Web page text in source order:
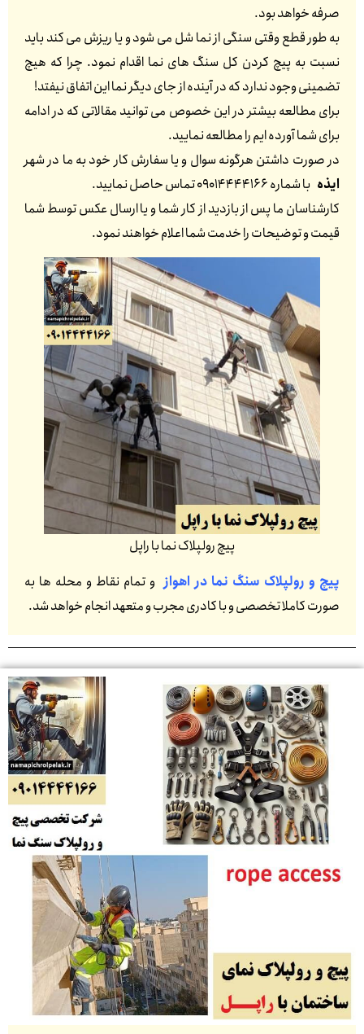
صرفه خواهد بود.
به طور قطع وقتی سنگی از نما شل می شود و یا ریزش می کند باید
نسبت به پیچ کردن کل سنگ های نما اقدام نمود. چرا که هیچ
تضمینی وجود ندارد که در آینده از جای دیگر نما این اتفاق نیفتد!
برای مطالعه بیشتر در این خصوص می توانید مقالاتی که در ادامه
برای شما آورده ایم را مطالعه نمایید.
در صورت داشتن هرگونه سوال و یا سفارش کار خود به ما در شهر
ایذه با شماره 09014444166 تماس حاصل نمایید.
کارشناسان ما پس از بازدید از کار شما و یا ارسال عکس توسط شما
قیمت و توضیحات را خدمت شما اعلام خواهند نمود.
پیچ رولپلاک نما با راپل
پیچ و رولپلاک سنگ نما در اهوازو تمام نقاط و محله ها به
صورت کاملا تخصصی و با کادری مجرب و متعهد انجام خواهد شد.